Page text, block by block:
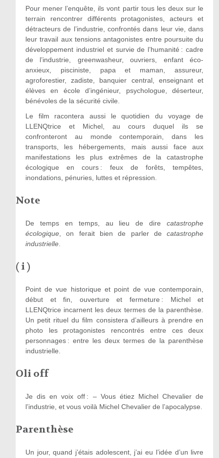
Pour mener l’enquête, ils vont partir tous les deux sur le
terrain rencontrer différents protagonistes, acteurs et
détracteurs de l’industrie, confrontés dans leur vie, dans
leur travail aux tensions antagonistes entre poursuite du
développement industriel et survie de l’humanité : cadre
de l’industrie, greenwasheur, ouvriers, enfant éco-
anxieux, pisciniste, papa et maman, assureur,
agroforestier, zadiste, banquier central, enseignant et
élèves en école d’ingénieur, psychologue, déserteur,
bénévoles de la sécurité civile.
Le film racontera aussi le quotidien du voyage de
LLENQtrice et Michel, au cours duquel ils se
confronteront au monde contemporain, dans les
transports, les hébergements, mais aussi face aux
manifestations les plus extrêmes de la catastrophe
écologique en cours : feux de forêts, tempêtes,
inondations, pénuries, luttes et répression.
Note
De temps en temps, au lieu de direcatastrophe
écologique, on ferait bien de parler decatastrophe
industrielle.
( i )
Point de vue historique et point de vue contemporain,
début et fin, ouverture et fermeture : Michel et
LLENQtrice incarnent les deux termes de la parenthèse.
Un petit rituel du film consistera d’ailleurs à prendre en
photo les protagonistes rencontrés entre ces deux
personnages : entre les deux termes de la parenthèse
industrielle.
Oli off
Je dis en voix off : – Vous étiez Michel Chevalier de
l’industrie, et vous voilà Michel Chevalier de l’apocalypse.
Parenthèse
Un jour, quand j’étais adolescent, j’ai eu l’idée d’un livre